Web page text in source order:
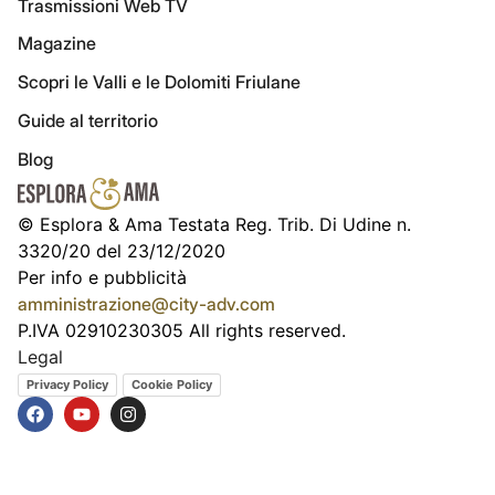
Trasmissioni Web TV
Magazine
Scopri le Valli e le Dolomiti Friulane
Guide al territorio
Blog
© Esplora & Ama Testata Reg. Trib. Di Udine n.
3320/20 del 23/12/2020
Per info e pubblicità
amministrazione@city-adv.com
P.IVA 02910230305 All rights reserved.
Legal
Privacy Policy Cookie Policy